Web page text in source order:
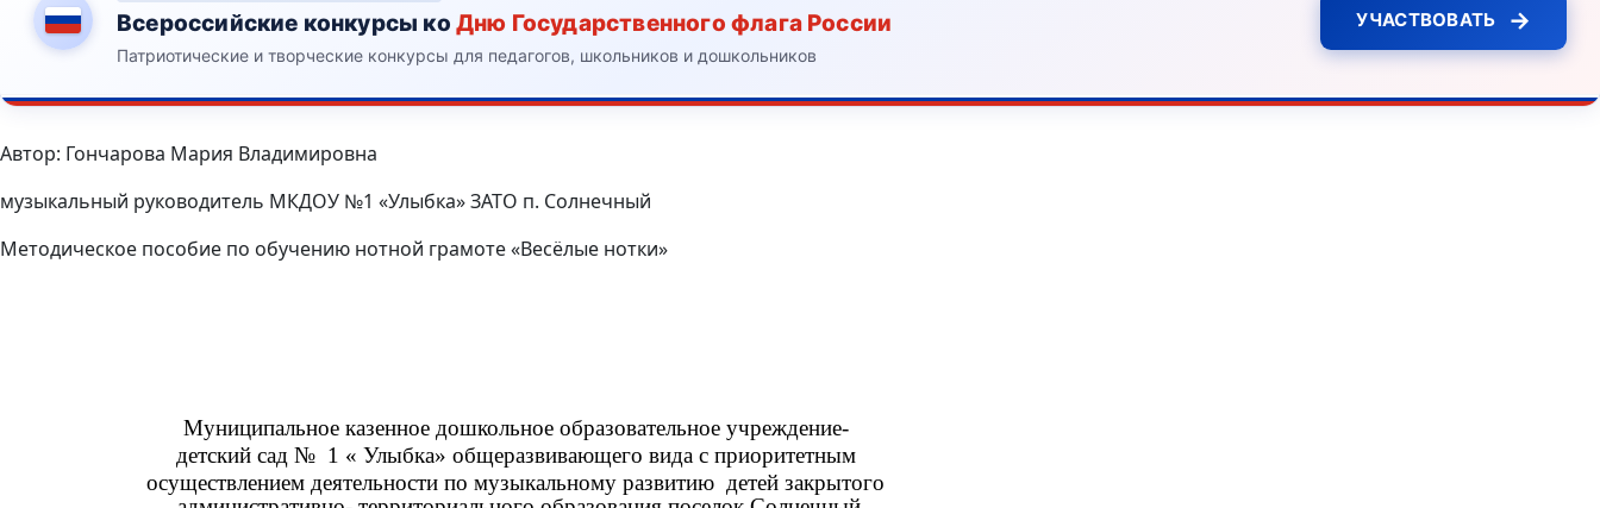
Всероссийские конкурсы ко Дню Государственного флага России
Патриотические и творческие конкурсы для педагогов, школьников и дошкольников
УЧАСТВОВАТЬ →
Автор: Гончарова Мария Владимировна
музыкальный руководитель МКДОУ №1 «Улыбка» ЗАТО п. Солнечный
Методическое пособие по обучению нотной грамоте «Весёлые нотки»